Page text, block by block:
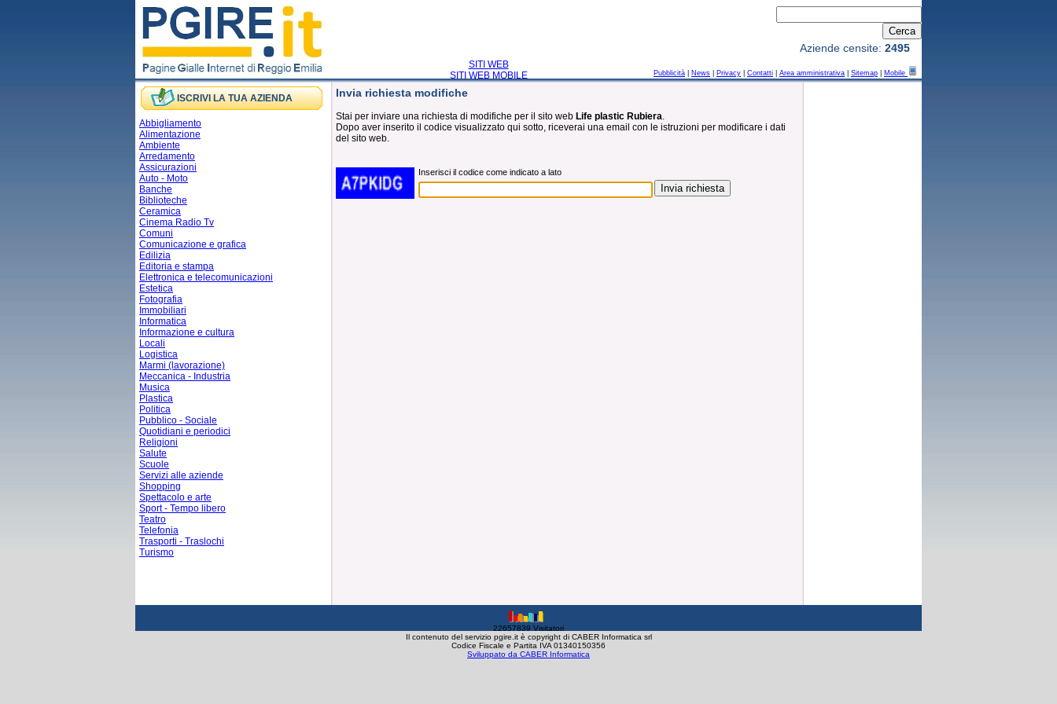
SITI WEB
SITI WEB MOBILE
Pubblicità News Privacy Contatti Area amministrativa Sitemap Mobile
Aziende censite: 2495
ISCRIVI LA TUA AZIENDA
Abbigliamento
Alimentazione
Ambiente
Arredamento
Assicurazioni
Auto - Moto
Banche
Biblioteche
Ceramica
Cinema Radio Tv
Comuni
Comunicazione e grafica
Edilizia
Editoria e stampa
Elettronica e telecomunicazioni
Estetica
Fotografia
Immobiliari
Informatica
Informazione e cultura
Locali
Logistica
Marmi (lavorazione)
Meccanica - Industria
Musica
Plastica
Politica
Pubblico - Sociale
Quotidiani e periodici
Religioni
Salute
Scuole
Servizi alle aziende
Shopping
Spettacolo e arte
Sport - Tempo libero
Teatro
Telefonia
Trasporti - Traslochi
Turismo
Invia richiesta modifiche
Stai per inviare una richiesta di modifiche per il sito web Life plastic Rubiera.
Dopo aver inserito il codice visualizzato qui sotto, riceverai una email con le istruzioni per modificare i dati
del sito web.
Inserisci il codice come indicato a lato
22657839 Visitatori
Il contenuto del servizio pgire.it è copyright di CABER Informatica srl
Codice Fiscale e Partita IVA 01340150356
Sviluppato da CABER Informatica